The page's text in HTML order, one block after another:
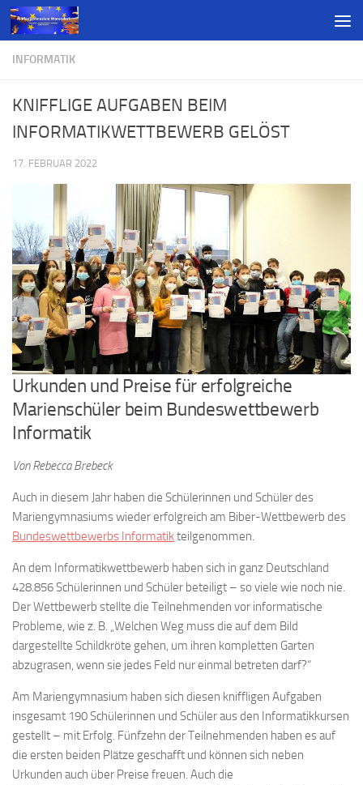
INFORMATIK
KNIFFLIGE AUFGABEN BEIM
INFORMATIKWETTBEWERB GELÖST
17. FEBRUAR 2022
Urkunden und Preise für erfolgreiche
Marienschüler beim Bundeswettbewerb
Informatik
Von Rebecca Brebeck
Auch in diesem Jahr haben die Schülerinnen und Schüler des
Mariengymnasiums wieder erfolgreich am Biber-Wettbewerb des
Bundeswettbewerbs Informatikteilgenommen.
An dem Informatikwettbewerb haben sich in ganz Deutschland
428.856 Schülerinnen und Schüler beteiligt – so viele wie noch nie.
Der Wettbewerb stellte die Teilnehmenden vor informatische
Probleme, wie z. B. „Welchen Weg muss die auf dem Bild
dargestellte Schildkröte gehen, um ihren kompletten Garten
abzugrasen, wenn sie jedes Feld nur einmal betreten darf?“
Am Mariengymnasium haben sich diesen kniffligen Aufgaben
insgesamt 190 Schülerinnen und Schüler aus den Informatikkursen
gestellt – mit Erfolg. Fünfzehn der Teilnehmenden haben es auf
die ersten beiden Plätze geschafft und können sich neben
Urkunden auch über Preise freuen. Auch die